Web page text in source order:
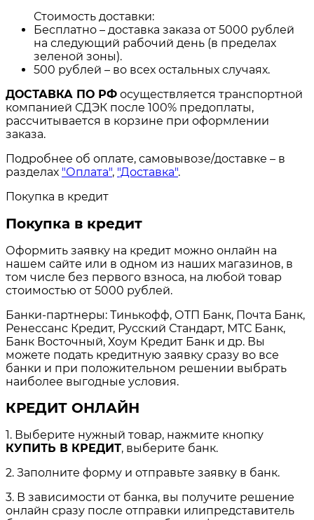
Стоимость доставки:
Бесплатно – доставка заказа от 5000 рублей
на следующий рабочий день (в пределах
зеленой зоны).
500 рублей – во всех остальных случаях.
ДОСТАВКА ПО РФ осуществляется транспортной
компанией СДЭК после 100% предоплаты,
рассчитывается в корзине при оформлении
заказа.
Подробнее об оплате, самовывозе/доставке – в
разделах "Оплата", "Доставка".
Покупка в кредит
Покупка в кредит
Оформить заявку на кредит можно онлайн на
нашем сайте или в одном из наших магазинов, в
том числе без первого взноса, на любой товар
стоимостью от 5000 рублей.
Банки-партнеры: Тинькофф, ОТП Банк, Почта Банк,
Ренессанс Кредит, Русский Стандарт, МТС Банк,
Банк Восточный, Хоум Кредит Банк и др. Вы
можете подать кредитную заявку сразу во все
банки и при положительном решении выбрать
наиболее выгодные условия.
КРЕДИТ ОНЛАЙН
1. Выберите нужный товар, нажмите кнопку
КУПИТЬ В КРЕДИТ, выберите банк.
2. Заполните форму и отправьте заявку в банк.
3. В зависимости от банка, вы получите решение
онлайн сразу после отправки илипредставитель